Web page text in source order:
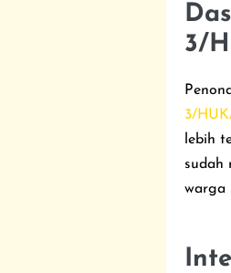
3/
3/
lebih
sudah
warga